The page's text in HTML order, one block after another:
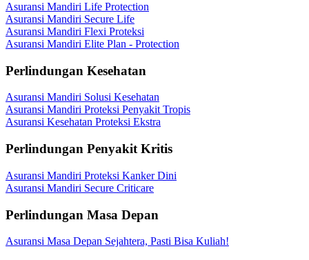
Asuransi Mandiri Life Protection
Asuransi Mandiri Secure Life
Asuransi Mandiri Flexi Proteksi
Asuransi Mandiri Elite Plan - Protection
Perlindungan Kesehatan
Asuransi Mandiri Solusi Kesehatan
Asuransi Mandiri Proteksi Penyakit Tropis
Asuransi Kesehatan Proteksi Ekstra
Perlindungan Penyakit Kritis
Asuransi Mandiri Proteksi Kanker Dini
Asuransi Mandiri Secure Criticare
Perlindungan Masa Depan
Asuransi Masa Depan Sejahtera, Pasti Bisa Kuliah!